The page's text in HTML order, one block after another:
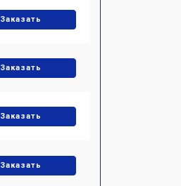
Заказать
Заказать
Заказать
Заказать